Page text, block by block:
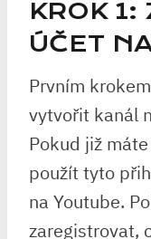
KROK 1:
ÚČET
Prvním
vytvořit kanál
Pokud již
použít tyto
na Youtube.
zaregistrovat,